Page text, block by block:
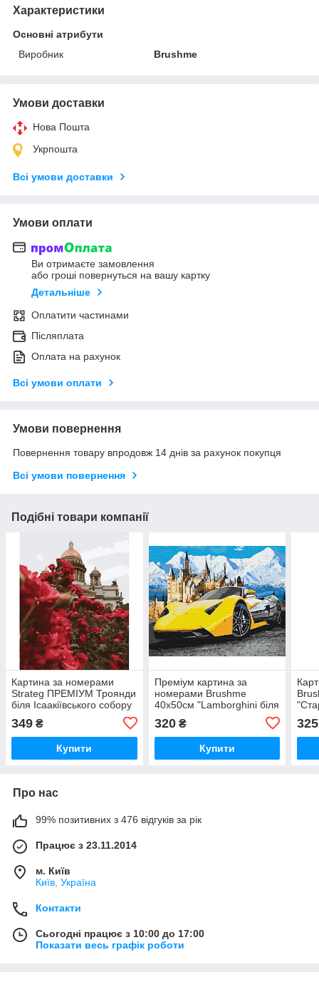
Характеристики
Основні атрибути
Виробник
Brushme
Умови доставки
Нова Пошта
Укрпошта
Всі умови доставки
Умови оплати
Ви отримаєте замовлення
або гроші повернуться на вашу картку
Детальніше
Оплатити частинами
Післяплата
Оплата на рахунок
Всі умови оплати
Умови повернення
Повернення товару впродовж 14 днів за рахунок покупця
Всі умови повернення
Подібні товари компанії
Картина за номерами
Strateg ПРЕМІУМ Троянди
біля Ісаакіївського собору
з лаком розміром 40х50
см (GS1241)
349 ₴
Купити
Преміум картина за
номерами Brushme
40x50см "Lamborghini біля
320₴
Купити
325
Про нас
99% позитивних з 476 відгуків за рік
Працює з 23.11.2014
м. Київ
Київ, Україна
Контакти
Сьогодні працює з 10:00 до 17:00
Показати весь графік роботи